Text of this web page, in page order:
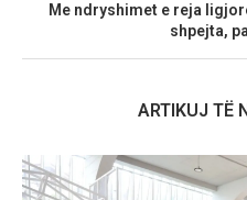
Me ndryshimet e reja
shpejta,
ARTIKUJ TË